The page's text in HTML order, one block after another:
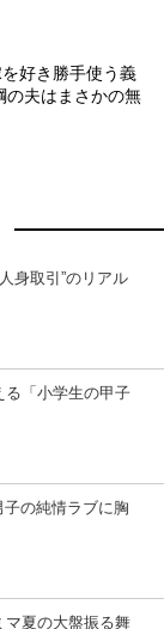
好き勝手使う義
の夫はまさかの無
身取引”のリアル
る「小学生の甲子
の純情ラブに胸
マ夏の大盤振る舞